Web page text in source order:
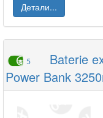
Детали...
5
Baterie
Power Bank